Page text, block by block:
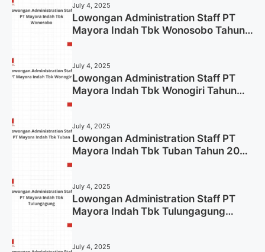
July 4, 2025
Lowongan Administration Staff PT
Mayora Indah Tbk Wonosobo Tahun
July 4, 2025
Lowongan Administration Staff PT
Mayora Indah Tbk Wonogiri Tahun
July 4, 2025
Lowongan Administration Staff PT
Mayora Indah Tbk Tuban Tahun 2025
July 4, 2025
Lowongan Administration Staff PT
Mayora Indah Tbk Tulungagung
July 4, 2025